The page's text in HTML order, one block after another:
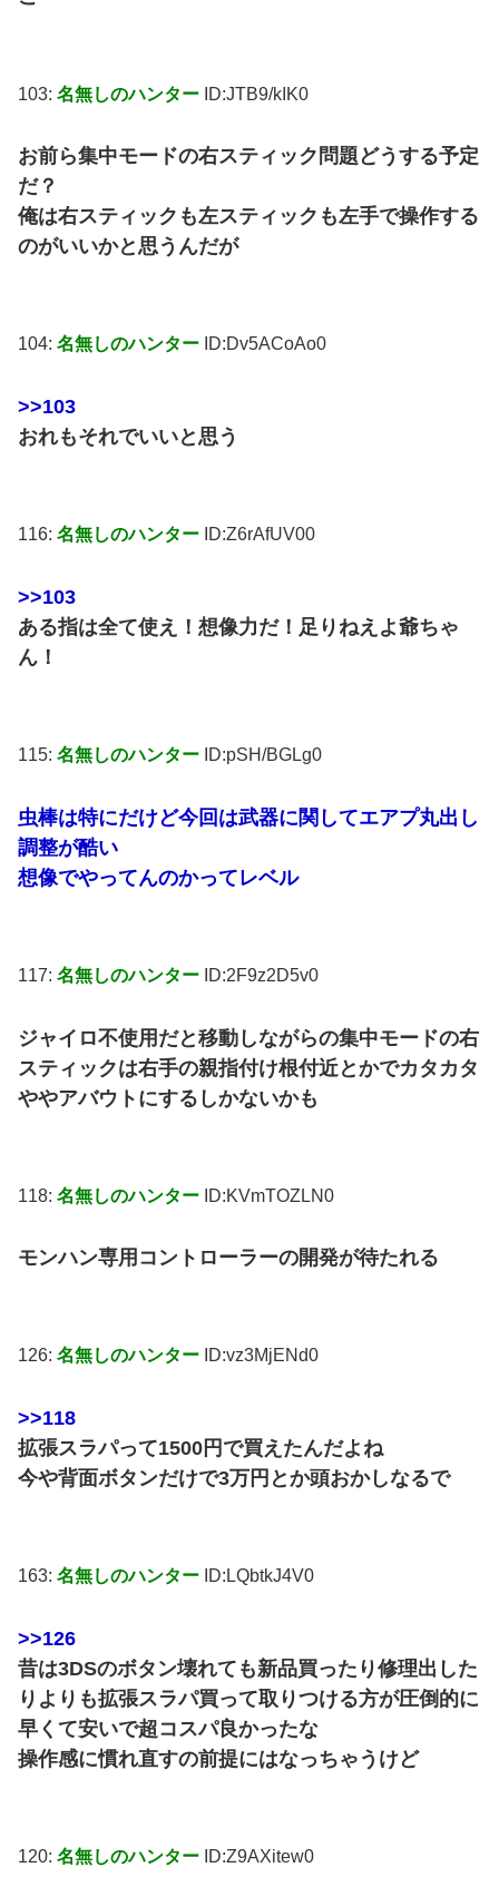
103: 名無しのハンター ID:JTB9/kIK0
お前ら集中モードの右スティック問題どうする予定
だ？
俺は右スティックも左スティックも左手で操作する
のがいいかと思うんだが
104: 名無しのハンター ID:Dv5ACoAo0
>>103
おれもそれでいいと思う
116: 名無しのハンター ID:Z6rAfUV00
>>103
ある指は全て使え！想像力だ！足りねえよ爺ちゃ
ん！
115: 名無しのハンター ID:pSH/BGLg0
虫棒は特にだけど今回は武器に関してエアプ丸出し
調整が酷い
想像でやってんのかってレベル
117: 名無しのハンター ID:2F9z2D5v0
ジャイロ不使用だと移動しながらの集中モードの右
スティックは右手の親指付け根付近とかでカタカタ
ややアバウトにするしかないかも
118: 名無しのハンター ID:KVmTOZLN0
モンハン専用コントローラーの開発が待たれる
126: 名無しのハンター ID:vz3MjENd0
>>118
拡張スラパって1500円で買えたんだよね
今や背面ボタンだけで3万円とか頭おかしなるで
163: 名無しのハンター ID:LQbtkJ4V0
>>126
昔は3DSのボタン壊れても新品買ったり修理出した
りよりも拡張スラパ買って取りつける方が圧倒的に
早くて安いで超コスパ良かったな
操作感に慣れ直すの前提にはなっちゃうけど
120: 名無しのハンター ID:Z9AXitew0